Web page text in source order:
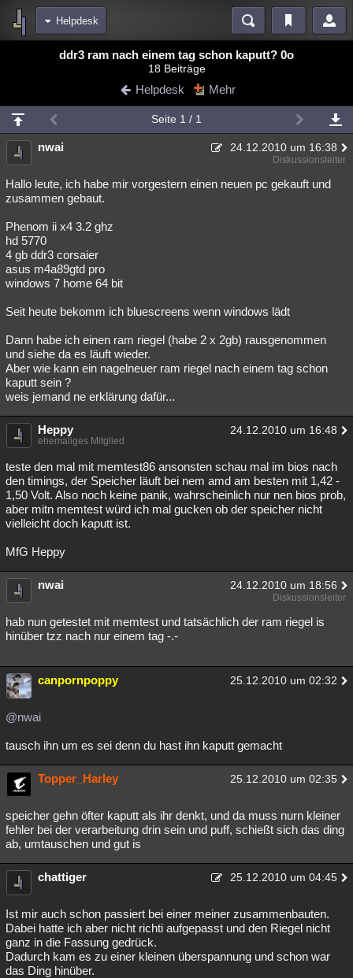
Helpdesk
Blogs
Chat Wiki Neuigkeiten
meine Rubriken
Menschen Mystery Kriminalfälle
Spiritualität Verschwörungen Technologie Ufologie
weitere Rubriken
Philosophie Träume
Astronomie Helpdesk
Übersichten
Besucht Teilgenommen Alle Neue Geschlossen
Lesenswert Schlüsselwörter
ddr3 ram nach einem tag schon kaputt? 0o
18 Beiträge
Helpdesk Mehr
Seite 1 / 1
nwai 24.12.2010 um 16:38
Diskussionsleiter
Hallo leute, ich habe mir vorgestern einen neuen pc gekauft und
zusammen gebaut.
Phenom ii x4 3.2 ghz
hd 5770
4 gb ddr3 corsaier
asus m4a89gtd pro
windows 7 home 64 bit
Seit heute bekomm ich bluescreens wenn windows lädt
Dann habe ich einen ram riegel (habe 2 x 2gb) rausgenommen
und siehe da es läuft wieder.
Aber wie kann ein nagelneuer ram riegel nach einem tag schon
kaputt sein ?
weis jemand ne erklärung dafür...
Heppy 24.12.2010 um 16:48
ehemaliges Mitglied
teste den mal mit memtest86 ansonsten schau mal im bios nach
den timings, der Speicher läuft bei nem amd am besten mit 1,42 -
1,50 Volt. Also noch keine panik, wahrscheinlich nur nen bios prob,
aber mitn memtest würd ich mal gucken ob der speicher nicht
vielleicht doch kaputt ist.
MfG Heppy
nwai 24.12.2010 um 18:56
Diskussionsleiter
hab nun getestet mit memtest und tatsächlich der ram riegel is
hinüber tzz nach nur einem tag -.-
canpornpoppy 25.12.2010 um 02:32
@nwai
tausch ihn um es sei denn du hast ihn kaputt gemacht
Topper_Harley 25.12.2010 um 02:35
speicher gehn öfter kaputt als ihr denkt, und da muss nurn kleiner
fehler bei der verarbeitung drin sein und puff, schießt sich das ding
ab, umtauschen und gut is
chattiger 25.12.2010 um 04:45
Ist mir auch schon passiert bei einer meiner zusammenbauten.
Dabei hatte ich aber nicht richti aufgepasst und den Riegel nicht
ganz in die Fassung gedrück.
Dadurch kam es zu einer kleinen überspannung und schon war
das Ding hinüber.